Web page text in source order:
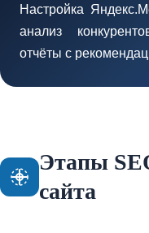
Настройка
анализ
отчёты с
Этапы
сайта